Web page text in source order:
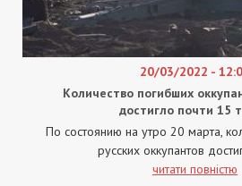
20/03/2022 -
Количество погибших
достигло почти 15
По состоянию на утро 20 марта,
русских оккупантов
читати повністю